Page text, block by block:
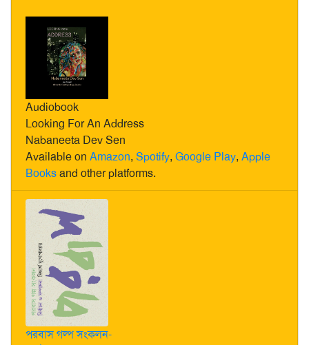
Audiobook
Looking For An Address
Nabaneeta Dev Sen
Available on Amazon, Spotify, Google Play, Apple
Booksand other platforms.
পরবাস গল্প সংকলন-